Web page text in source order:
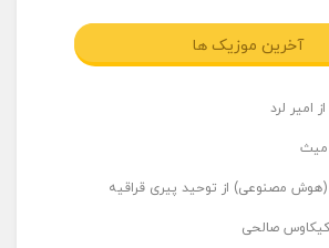
آخرین موزیک ها
امیر لرد
میث
مصنوعی) از توحید پیری قراقیه
کیکاوس صالحی